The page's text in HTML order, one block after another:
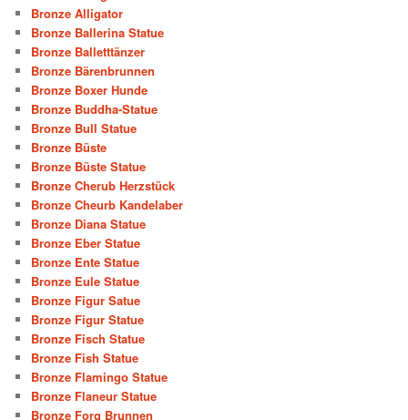
Bronze Alligator
Bronze Ballerina Statue
Bronze Balletttänzer
Bronze Bärenbrunnen
Bronze Boxer Hunde
Bronze Buddha-Statue
Bronze Bull Statue
Bronze Büste
Bronze Büste Statue
Bronze Cherub Herzstück
Bronze Cheurb Kandelaber
Bronze Diana Statue
Bronze Eber Statue
Bronze Ente Statue
Bronze Eule Statue
Bronze Figur Satue
Bronze Figur Statue
Bronze Fisch Statue
Bronze Fish Statue
Bronze Flamingo Statue
Bronze Flaneur Statue
Bronze Forg Brunnen